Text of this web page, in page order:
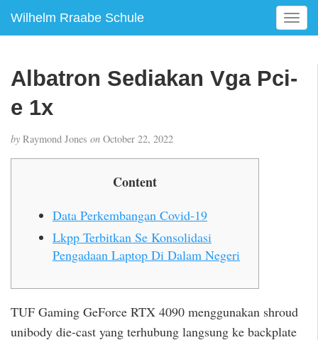
Wilhelm Rraabe Schule
T
o
l
Albatron Sediakan Vga Pci-
e 1x
by Raymond Jones on October 22, 2022
Content
Data Perkembangan Covid-19
Lkpp Terbitkan Se Konsolidasi
Pengadaan Laptop Di Dalam Negeri
TUF Gaming GeForce RTX 4090 menggunakan shroud
unibody die-cast yang terhubung langsung ke backplate